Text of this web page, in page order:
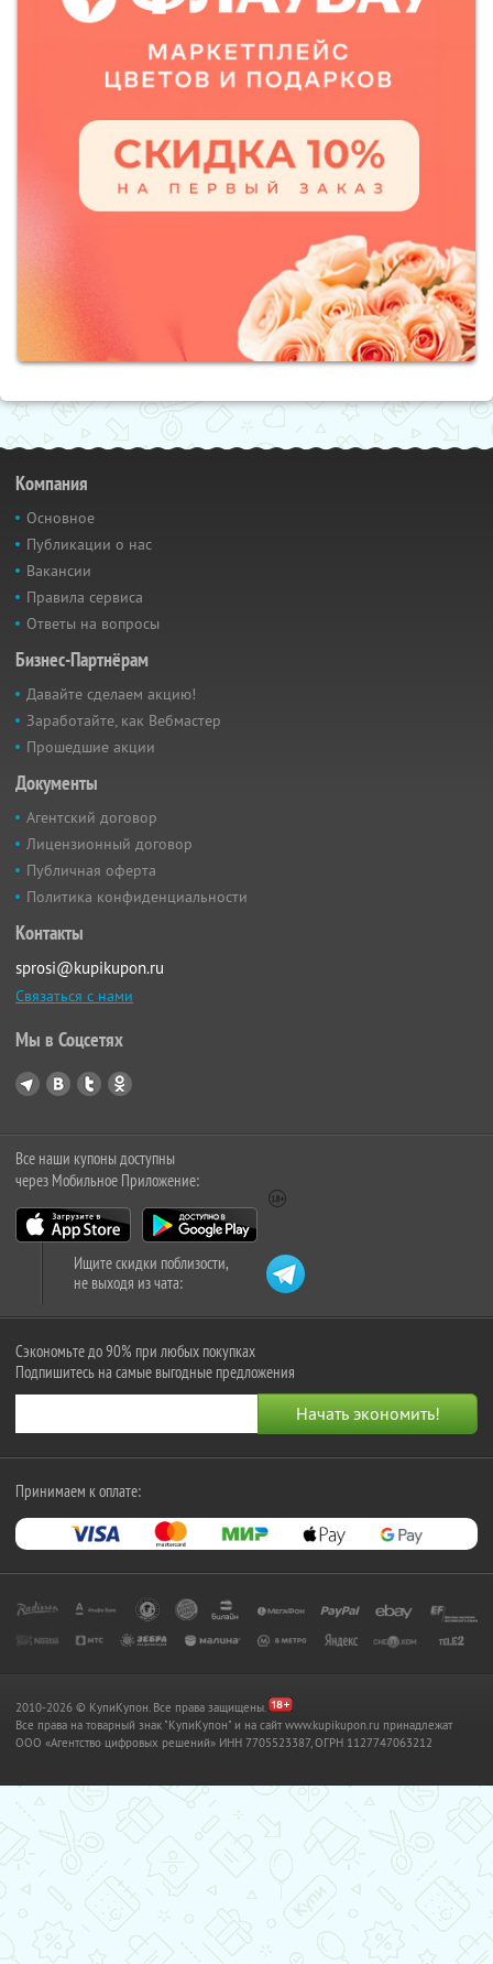
Компания
Основное
Публикации о нас
Вакансии
Правила сервиса
Ответы на вопросы
Бизнес-Партнёрам
Давайте сделаем акцию!
Заработайте, как Вебмастер
Прошедшие акции
Документы
Агентский договор
Лицензионный договор
Публичная оферта
Политика конфиденциальности
Контакты
sprosi@kupikupon.ru
Связаться с нами
Мы в Соцсетях
Все наши купоны доступны
через Мобильное Приложение:
Ищите скидки поблизости,
не выходя из чата:
Сэкономьте до 90% при любых покупках
Подпишитесь на самые выгодные предложения
Принимаем к оплате:
2010-2026 © КупиКупон. Все права защищены.
Все права на товарный знак "КупиКупон" и на сайт www.kupikupon.ru принадлежат
OOO «Агентство цифровых решений» ИНН 7705523387, ОГРН 1127747063212